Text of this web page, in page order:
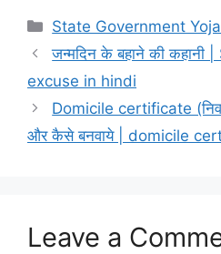
Categories
State Government
जन्मदिन के बहाने की
excuse in hindi
Domicile certificate
और कैसे बनवाये | domicile
Leave a